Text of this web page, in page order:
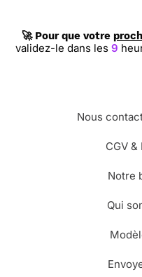
🚀 Pour que votre
validez-le dans les 9
Nous
CGV &
Notre
Qui